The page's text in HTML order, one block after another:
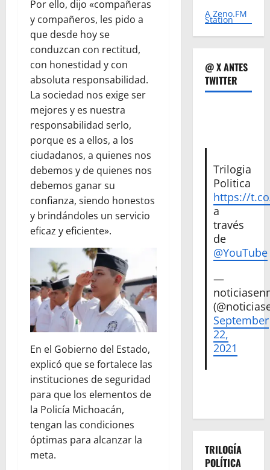
Por ello, dijo «compañeras
y compañeros, les pido a
que desde hoy se
conduzcan con rectitud,
con honestidad y con
absoluta responsabilidad.
La sociedad nos exige ser
mejores y es nuestra
responsabilidad serlo,
porque es a ellos, a los
ciudadanos, a quienes nos
debemos y de quienes nos
debemos ganar su
confianza, siendo honestos
y brindándoles un servicio
eficaz y eficiente».
En el Gobierno del Estado,
explicó que se fortalece las
instituciones de seguridad
para que los elementos de
la Policía Michoacán,
tengan las condiciones
óptimas para alcanzar la
meta.
A Zeno.FM
Station
@ X ANTES
TWITTER
Trilogia
Politica
https://
a
través
de
@YouTube
—
September
22,
2021
TRILOGÍA
POLÍTICA